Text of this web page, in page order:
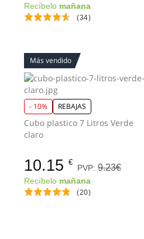
Recíbelo mañana
(34)
Más vendido
- 10% REBAJAS
Cubo plastico 7 Litros Verde
claro
10.15 €
PVP:9.23€
Recíbelo mañana
(20)